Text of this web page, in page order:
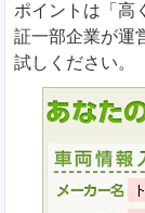
ポイントは「高
証一部企業が運
試しください。